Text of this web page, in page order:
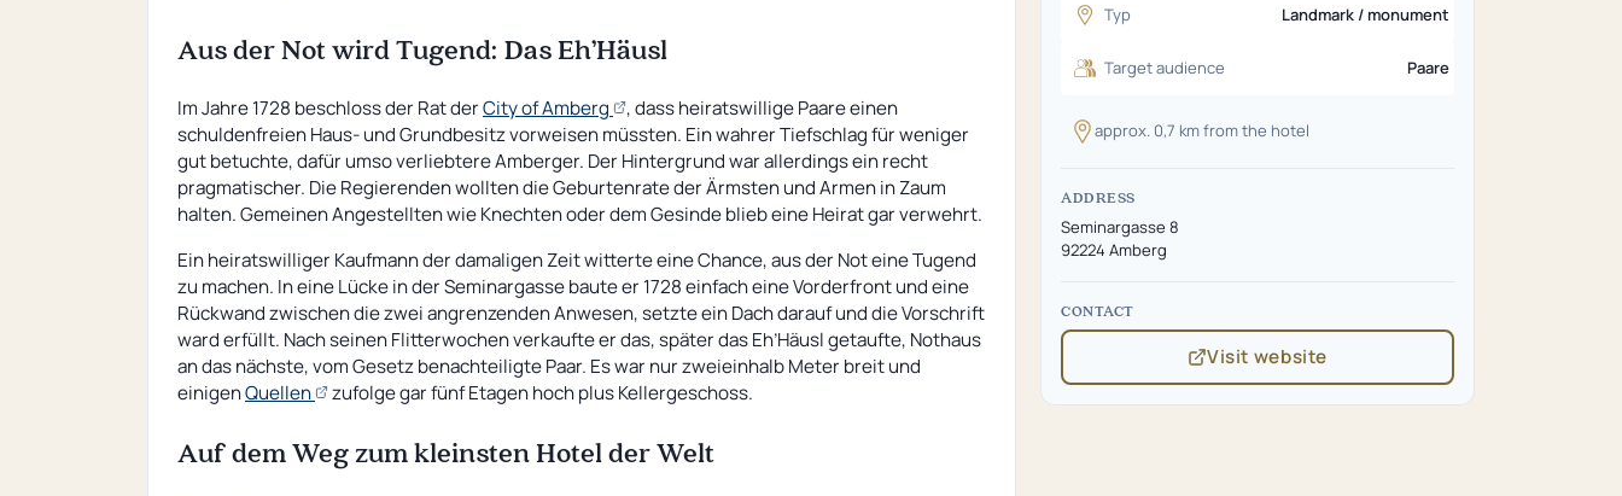
Aus der Not wird Tugend: Das Eh’Häusl
Im Jahre 1728 beschloss der Rat derCity of Amberg
(opens
an
external
page)
, dass heiratswillige Paare einen
schuldenfreien Haus- und Grundbesitz vorweisen müssten. Ein wahrer Tiefschlag für weniger
gut betuchte, dafür umso verliebtere Amberger. Der Hintergrund war allerdings ein recht
pragmatischer. Die Regierenden wollten die Geburtenrate der Ärmsten und Armen in Zaum
halten. Gemeinen Angestellten wie Knechten oder dem Gesinde blieb eine Heirat gar verwehrt.
Ein heiratswilliger Kaufmann der damaligen Zeit witterte eine Chance, aus der Not eine Tugend
zu machen. In eine Lücke in der Seminargasse baute er 1728 einfach eine Vorderfront und eine
Rückwand zwischen die zwei angrenzenden Anwesen, setzte ein Dach darauf und die Vorschrift
ward erfüllt. Nach seinen Flitterwochen verkaufte er das, später das Eh’Häusl getaufte, Nothaus
an das nächste, vom Gesetz benachteiligte Paar. Es war nur zweieinhalb Meter breit und
einigenQuellen
(opens
external
page)
zufolge gar fünf Etagen hoch plus Kellergeschoss.
Auf dem Weg zum kleinsten Hotel der Welt
Typ Landmark / monument
Target audience Paare
approx. 0,7 km from the hotel
ADDRESS
Seminargasse 8
92224 Amberg
CONTACT
Visit website
(opens
in